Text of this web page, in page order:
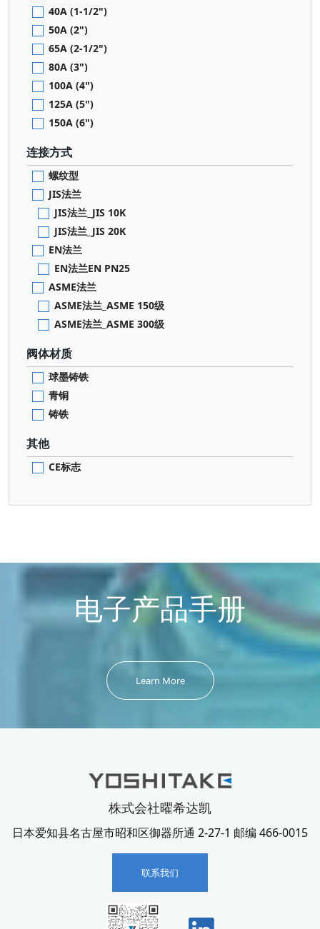
40A (1-1/2")
50A (2")
65A (2-1/2")
80A (3")
100A (4")
125A (5")
150A (6")
连接方式
螺纹型
JIS法兰
JIS法兰_JIS 10K
JIS法兰_JIS 20K
EN法兰
EN法兰EN PN25
ASME法兰
ASME法兰_ASME 150级
ASME法兰_ASME 300级
阀体材质
球墨铸铁
青铜
铸铁
其他
CE标志
电子产品手册
Learn More
株式会社曜希达凯
日本爱知县名古屋市昭和区御器所通 2-27-1 邮编 466-0015
联系我们